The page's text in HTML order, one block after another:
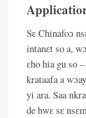
Sɛ Chinafoɔ
intanɛt so a,
ɛho hia gu so
krataafa a
yi ara. Saa
de hwɛ sɛ